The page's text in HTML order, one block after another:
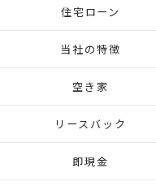
住宅ローン
当社の特徴
空き家
リースバック
即現金